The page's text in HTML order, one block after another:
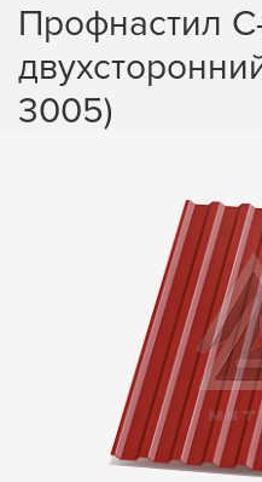
Профнастил
3005)